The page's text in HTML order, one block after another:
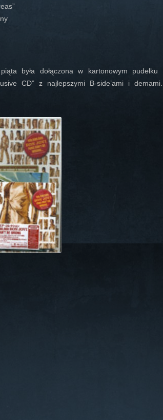
była dołączona w kartonowym
CD” z najlepszymi B-side’ami i